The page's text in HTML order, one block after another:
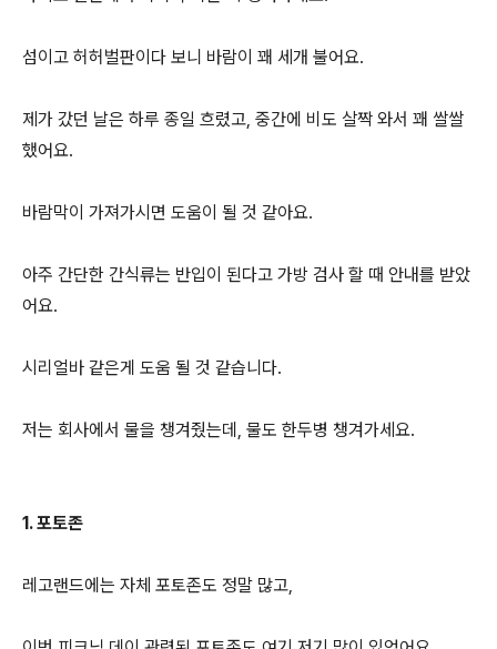
섬이고 허허벌판이다 보니 바람이 꽤 세개 불어요.
제가 갔던 날은 하루 종일 흐렸고, 중간에 비도 살짝 와서 꽤 쌀쌀
했어요.
바람막이 가져가시면 도움이 될 것 같아요.
아주 간단한 간식류는 반입이 된다고 가방 검사 할 때 안내를 받았
어요.
시리얼바 같은게 도움 될 것 같습니다.
저는 회사에서 물을 챙겨줬는데, 물도 한두병 챙겨가세요.
1. 포토존
레고랜드에는 자체 포토존도 정말 많고,